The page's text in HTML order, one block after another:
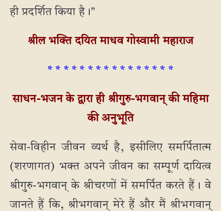
ही प्रदर्शित किया है।”
श्रील भक्ति दयित माधव गोस्वामी महाराज
* * * * * * * * * * * * * * * *
साधन-भजन के द्वारा ही श्रीगुरु-भगवान् की महिमा
की अनुभूति
सेवा-विहीन जीवन व्यर्थ है, इसीलिए समर्पितात्म
(शरणागत) भक्त अपने जीवन का सम्पूर्ण दायित्व
श्रीगुरु-भगवान् के श्रीचरणों में समर्पित करते हैं। वे
जानते हैं कि, श्रीभगवान् मेरे हैं और मैं श्रीभगवान्